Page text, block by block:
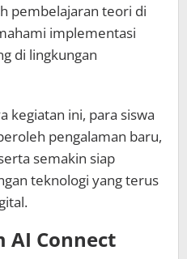
pembelajaran teori di
implementasi
di lingkungan
kegiatan ini, para siswa
pengalaman baru,
semakin siap
teknologi yang terus
AI Connect